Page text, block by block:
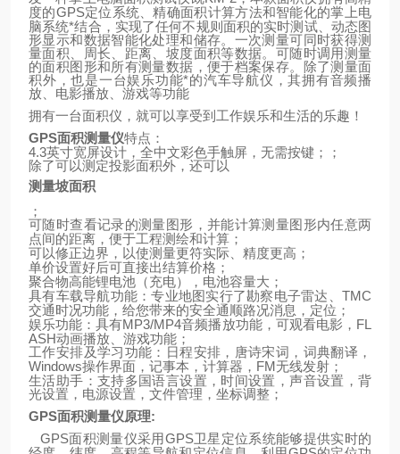
度的GPS定位系统、精确面积计算方法和智能化的掌上电
脑系统*结合，实现了任何不规则面积的实时测试、动态图
形显示和数据智能化处理和储存。一次测量可同时获得测
量面积、周长、距离、坡度面积等数据。可随时调用测量
的面积图形和所有测量数据，便于档案保存。除了测量面
积外，也是一台娱乐功能*的汽车导航仪，其拥有音频播
放、电影播放、游戏等功能
拥有一台面积仪，就可以享受到工作娱乐和生活的乐趣！
GPS面积测量仪特点：
4.3英寸宽屏设计，全中文彩色手触屏，无需按键；；
除了可以测定投影面积外，还可以
测量坡面积
；
可随时查看记录的测量图形，并能计算测量图形内任意两
点间的距离，便于工程测绘和计算；
可以修正边界，以使测量更符实际、精度更高；
单价设置好后可直接出结算价格；
聚合物高能锂电池（充电），电池容量大；
具有车载导航功能：专业地图实行了勘察电子雷达、 TMC
交通时况功能，给您带来的安全通顺路况消息，定位；
娱乐功能：具有MP3/MP4音频播放功能，可观看电影， FL
ASH动画播放、游戏功能；
工作安排及学习功能：日程安排，唐诗宋词，词典翻译，
Windows操作界面，记事本，计算器， FM无线发射；
生活助手：支持多国语言设置，时间设置，声音设置，背
光设置，电源设置，文件管理，坐标调整；
GPS面积测量仪原理:
GPS面积测量仪采用GPS卫星定位系统能够提供实时的